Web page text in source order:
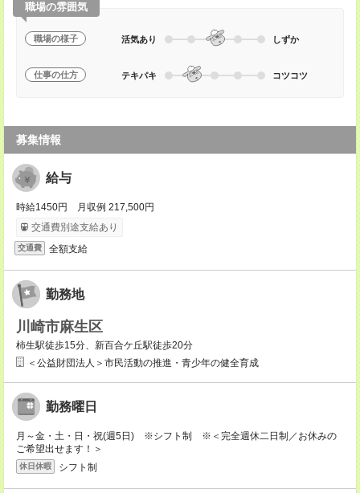
職場の雰囲気
職場の様子 活気あり しずか
仕事の仕方 テキパキ コツコツ
募集情報
給与
時給1450円 月収例 217,500円
交通費別途支給あり
交通費 全額支給
勤務地
川崎市麻生区
柿生駅徒歩15分、新百合ケ丘駅徒歩20分
＜公益財団法人＞市民活動の推進・青少年の健全育成
勤務曜日
月～金・土・日・祝(週5日) ※シフト制 ※＜完全週休二日制／お休みの
ご希望出せます！＞
休日休暇 シフト制